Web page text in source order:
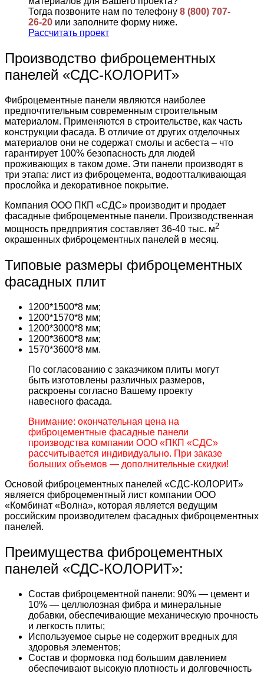
Тогда позвоните нам по телефону 8 (800) 707-
26-20 или заполните форму ниже.
Рассчитать проект
Производство фиброцементных
панелей «СДС-КОЛОРИТ»
Фиброцементные панели являются наиболее
предпочтительным современным строительным
материалом. Применяются в строительстве, как часть
конструкции фасада. В отличие от других отделочных
материалов они не содержат смолы и асбеста – что
гарантирует 100% безопасность для людей
проживающих в таком доме. Эти панели производят в
три этапа: лист из фиброцемента, водоотталкивающая
прослойка и декоративное покрытие.
Компания ООО ПКП «СДС» производит и продает
фасадные фиброцементные панели. Производственная
мощность предприятия составляет 36-40 тыс. м2
окрашенных фиброцементных панелей в месяц.
Типовые размеры фиброцементных
фасадных плит
1200*1500*8 мм;
1200*1570*8 мм;
1200*3000*8 мм;
1200*3600*8 мм;
1570*3600*8 мм.
По согласованию с заказчиком плиты могут
быть изготовлены различных размеров,
раскроены согласно Вашему проекту
навесного фасада.
Внимание: окончательная цена на
фиброцементные фасадные панели
производства компании ООО «ПКП «СДС»
рассчитывается индивидуально. При заказе
больших объемов — дополнительные скидки!
Основой фиброцементных панелей «СДС-КОЛОРИТ»
является фиброцементный лист компании ООО
«Комбинат «Волна», которая является ведущим
российским производителем фасадных фиброцементных
панелей.
Преимущества фиброцементных
панелей «СДС-КОЛОРИТ»:
Состав фиброцементной панели: 90% — цемент и
10% — целлюлозная фибра и минеральные
добавки, обеспечивающие механическую прочность
и легкость плиты;
Используемое сырье не содержит вредных для
здоровья элементов;
Состав и формовка под большим давлением
обеспечивают высокую плотность и долговечность